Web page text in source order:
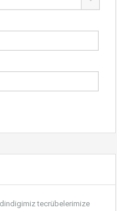
tecrübelerimize